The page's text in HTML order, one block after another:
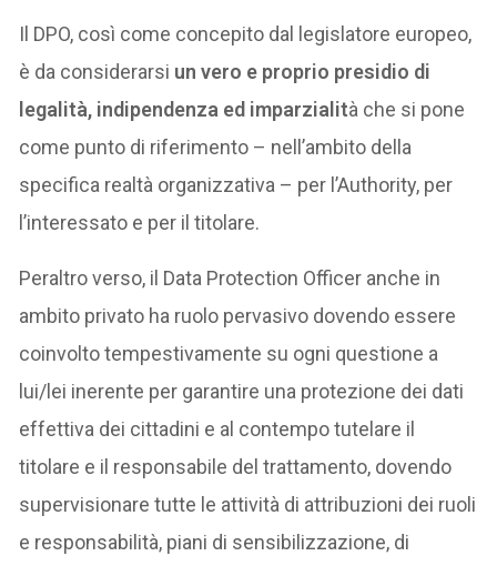
Il DPO, così come concepito dal legislatore europeo,
è da considerarsi un vero e proprio presidio di
legalità, indipendenza ed imparzialità che si pone
come punto di riferimento – nell’ambito della
specifica realtà organizzativa – per l’Authority, per
l’interessato e per il titolare.
Peraltro verso, il Data Protection Officer anche in
ambito privato ha ruolo pervasivo dovendo essere
coinvolto tempestivamente su ogni questione a
lui/lei inerente per garantire una protezione dei dati
effettiva dei cittadini e al contempo tutelare il
titolare e il responsabile del trattamento, dovendo
supervisionare tutte le attività di attribuzioni dei ruoli
e responsabilità, piani di sensibilizzazione, di